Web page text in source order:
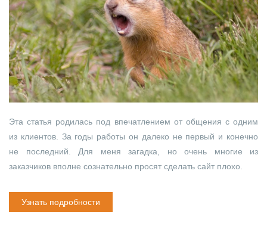
Эта статья родилась под впечатлением от общения с одним
из клиентов. За годы работы он далеко не первый и конечно
не последний. Для меня загадка, но очень многие из
заказчиков вполне сознательно просят сделать сайт плохо.
Узнать подробности